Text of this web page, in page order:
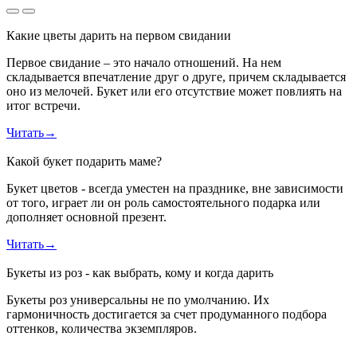
Какие цветы дарить на первом свидании
Первое свидание – это начало отношений. На нем
складывается впечатление друг о друге, причем складывается
оно из мелочей. Букет или его отсутствие может повлиять на
итог встречи.
Читать→
Какой букет подарить маме?
Букет цветов - всегда уместен на празднике, вне зависимости
от того, играет ли он роль самостоятельного подарка или
дополняет основной презент.
Читать→
Букеты из роз - как выбрать, кому и когда дарить
Букеты роз универсальны не по умолчанию. Их
гармоничность достигается за счет продуманного подбора
оттенков, количества экземпляров.